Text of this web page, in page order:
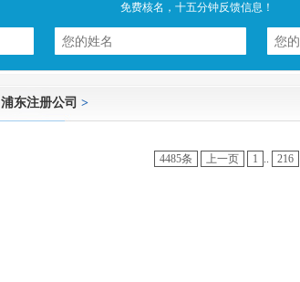
免费核名，十五分钟反馈信息！
浦东注册公司 >
4485条 上一页 1 .. 216